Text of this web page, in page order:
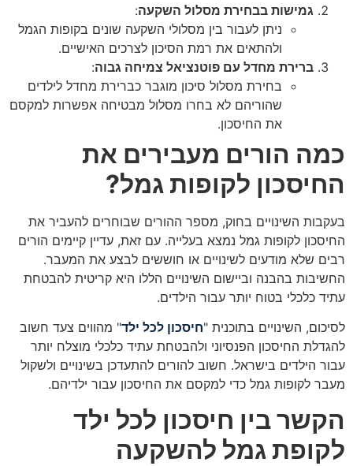
גמישות בבחירת מסלול השקעה:
ניתן לעבור בין מסלולי השקעה שונים בקופות הגמל
ולהתאים את רמת הסיכון לצרכים האישיים.
ברירת מחדל עם פוטנציאל צמיחה גבוה:
בחירת מסלול סיכון מוגבר כברירת מחדל לילדים
שהוריהם לא בחרו מסלול מבטיחה אפשרות למקסם
את החיסכון.
כמה הורים מעבירים את
החיסכון לקופות גמל?
בעקבות השינויים בחוק, מספר ההורים שבוחרים להעביר את
החיסכון לקופות גמל נמצא בעלייה. עם זאת, עדיין קיימים הורים
רבים שלא מודעים לשינויים או חוששים לבצע את המעבר.
החשיבות בהבנה וביישום השינויים הללו היא קריטית להבטחת
עתיד כלכלי בטוח יותר עבור הילדים.
לסיכום, השינויים בתוכנית "חיסכון לכל ילד" מהווים צעד חשוב
להגדלת החיסכון הפנסיוני ולהבטחת עתיד כלכלי מוצלח יותר
עבור הילדים בישראל. חשוב להורים להתעדכן בשינויים ולשקול
מעבר לקופות גמל כדי למקסם את החיסכון עבור ילדיהם.
הקשר בין חיסכון לכל ילד
לקופת גמל להשקעה